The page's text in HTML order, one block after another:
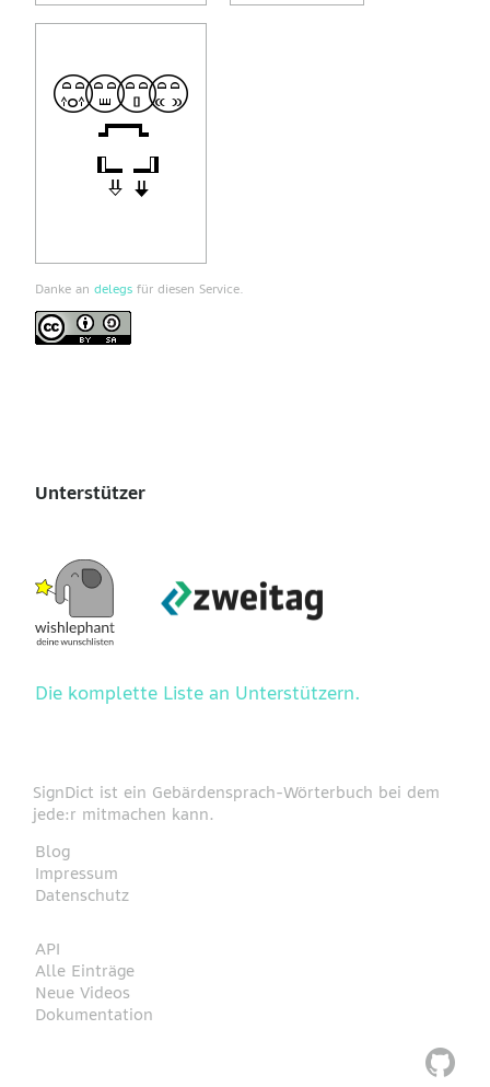
Danke an delegs für diesen Service.
Unterstützer
Die komplette Liste an Unterstützern.
SignDict ist ein Gebärdensprach-Wörterbuch bei dem
jede:r mitmachen kann.
Blog
Impressum
Datenschutz
API
Alle Einträge
Neue Videos
Dokumentation